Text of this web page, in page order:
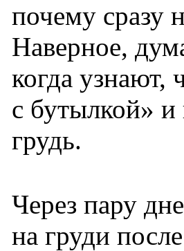
почему сразу
Наверное,
когда
с бутылкой» и
грудь.
Через пару
на груди